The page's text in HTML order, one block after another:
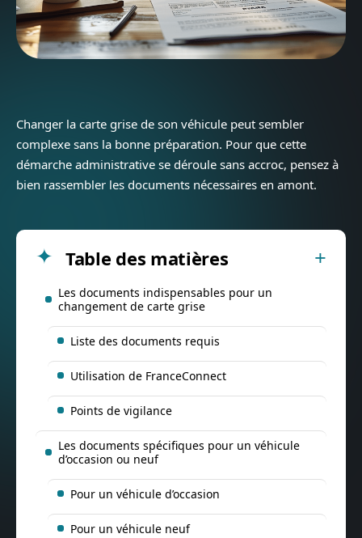
Changer la carte grise de son véhicule peut sembler
complexe sans la bonne préparation. Pour que cette
démarche administrative se déroule sans accroc, pensez à
bien rassembler les documents nécessaires en amont.
Table des matières
Les documents indispensables pour un
changement de carte grise
Liste des documents requis
Utilisation de FranceConnect
Points de vigilance
Les documents spécifiques pour un véhicule
d’occasion ou neuf
Pour un véhicule d’occasion
Pour un véhicule neuf